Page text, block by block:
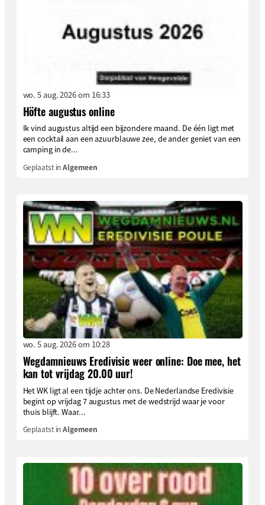
wo. 5 aug. 2026 om 16:33
Höfte augustus online
Ik vind augustus altijd een bijzondere maand. De één ligt met
een cocktail aan een azuurblauwe zee, de ander geniet van een
camping in de...
Geplaatst inAlgemeen
wo. 5 aug. 2026 om 10:28
Wegdamnieuws Eredivisie weer online: Doe mee, het
kan tot vrijdag 20.00 uur!
Het WK ligt al een tijdje achter ons. De Nederlandse Eredivisie
begint op vrijdag 7 augustus met de wedstrijd waar je voor
thuis blijft. Waar...
Geplaatst inAlgemeen